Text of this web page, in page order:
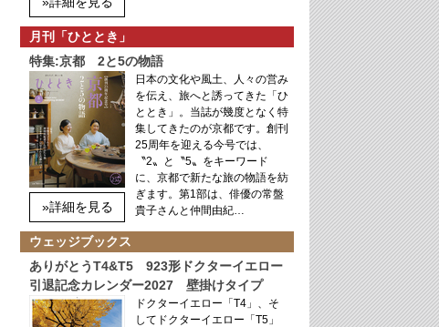
月刊「ひととき」
特集:京都 2と5の物語
»詳細を見る
日本の文化や風土、人々の営み
を伝え、旅へと誘ってきた「ひ
ととき」。当誌が幾度となく特
集してきたのが京都です。創刊
25周年を迎える今号では、
〝2〟と〝5〟をキーワード
に、京都で新たな旅の物語を紡
ぎます。第1部は、俳優の常盤
貴子さんと仲間由紀…
ウェッジブックス
ありがとうT4&T5 923形ドクターイエロー
引退記念カレンダー2027 壁掛けタイプ
ドクターイエロー「T4」、そ
してドクターイエロー「T5」